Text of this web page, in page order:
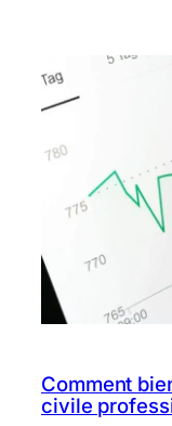
Comment
civile